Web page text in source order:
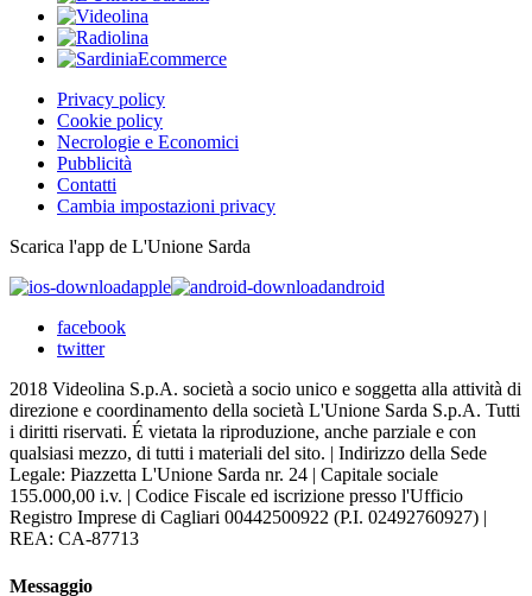
Privacy policy
Cookie policy
Necrologie e Economici
Pubblicità
Contatti
Cambia impostazioni privacy
Scarica l'app de L'Unione Sarda
apple
android
facebook
twitter
2018 Videolina S.p.A. società a socio unico e soggetta alla attività di
direzione e coordinamento della società L'Unione Sarda S.p.A. Tutti
i diritti riservati. É vietata la riproduzione, anche parziale e con
qualsiasi mezzo, di tutti i materiali del sito. | Indirizzo della Sede
Legale: Piazzetta L'Unione Sarda nr. 24 | Capitale sociale
155.000,00 i.v. | Codice Fiscale ed iscrizione presso l'Ufficio
Registro Imprese di Cagliari 00442500922 (P.I. 02492760927) |
REA: CA-87713
Messaggio